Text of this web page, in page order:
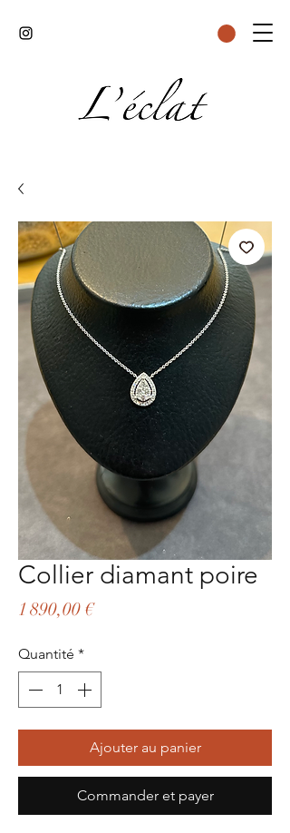
Collier diamant poire
1 890,00 €Prix
Quantité *
Ajouter au panier
Commander et payer